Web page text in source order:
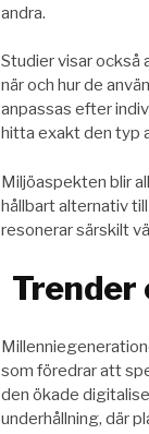
andra.
Studier visar också
när och hur de
anpassas efter
hitta exakt den typ
Miljöaspekten blir
hållbart alternativ
resonerar särskilt
Trender
som föredrar att
den ökade
underhållning, där